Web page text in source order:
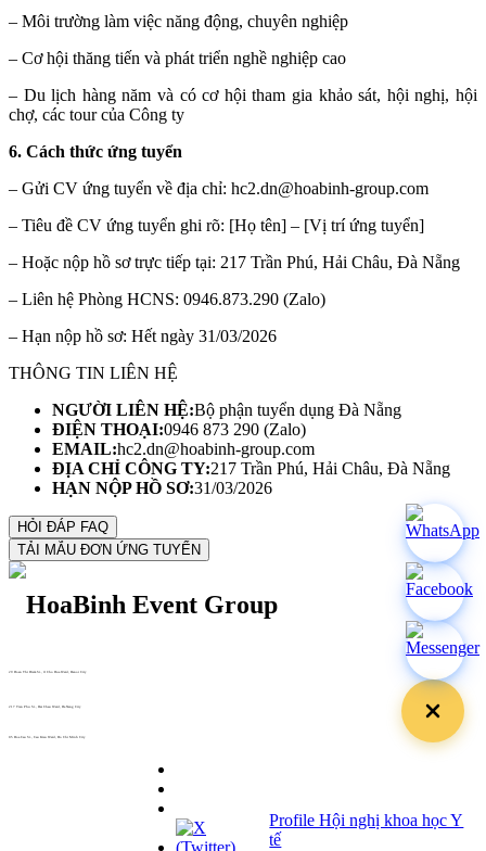
– Môi trường làm việc năng động, chuyên nghiệp
– Cơ hội thăng tiến và phát triển nghề nghiệp cao
– Du lịch hàng năm và có cơ hội tham gia khảo sát, hội nghị, hội
chợ, các tour của Công ty
6. Cách thức ứng tuyển
– Gửi CV ứng tuyển về địa chỉ: hc2.dn@hoabinh-group.com
– Tiêu đề CV ứng tuyển ghi rõ: [Họ tên] – [Vị trí ứng tuyển]
– Hoặc nộp hồ sơ trực tiếp tại: 217 Trần Phú, Hải Châu, Đà Nẵng
– Liên hệ Phòng HCNS: 0946.873.290 (Zalo)
– Hạn nộp hồ sơ: Hết ngày 31/03/2026
THÔNG TIN LIÊN HỆ
NGƯỜI LIÊN HỆ:Bộ phận tuyển dụng Đà Nẵng
ĐIỆN THOẠI:0946 873 290 (Zalo)
EMAIL:hc2.dn@hoabinh-group.com
ĐỊA CHỈ CÔNG TY:217 Trần Phú, Hải Châu, Đà Nẵng
HẠN NỘP HỒ SƠ:31/03/2026
29 Doan Thi Diem St., O Cho Dua Ward, Hanoi City
217 Tran Phu St., Hai Chau Ward, Da Nang City
05 Hoa Cau St., Cau Kieu Ward, Ho Chi Minh City
Profile Hội nghị khoa học Y
tế